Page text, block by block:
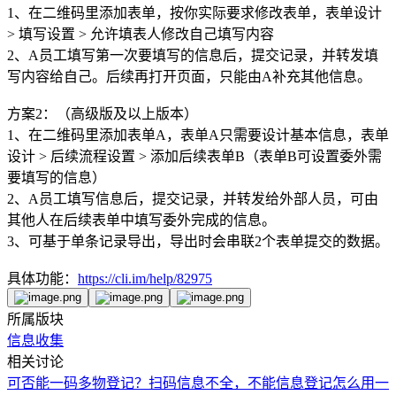
1、在二维码里添加表单，按你实际要求修改表单，表单设计
> 填写设置 > 允许填表人修改自己填写内容
2、A员工填写第一次要填写的信息后，提交记录，并转发填
写内容给自己。后续再打开页面，只能由A补充其他信息。
方案2：（高级版及以上版本）
1、在二维码里添加表单A，表单A只需要设计基本信息，表单
设计 > 后续流程设置 > 添加后续表单B（表单B可设置委外需
要填写的信息）
2、A员工填写信息后，提交记录，并转发给外部人员，可由
其他人在后续表单中填写委外完成的信息。
3、可基于单条记录导出，导出时会串联2个表单提交的数据。
具体功能： https://cli.im/help/82975
所属版块
信息收集
相关讨论
可否能一码多物登记？ 扫码信息不全，不能信息登记怎么用一